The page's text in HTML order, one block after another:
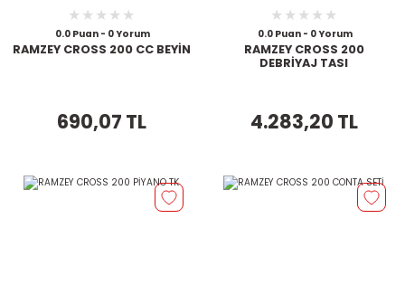
0.0 Puan - 0 Yorum
RAMZEY CROSS 200 CC BEYİN
690,07 TL
0.0 Puan - 0 Yorum
RAMZEY CROSS 200
DEBRİYAJ TASI
4.283,20 TL